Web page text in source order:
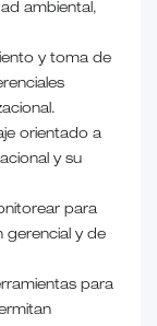
ambiental,
y toma de
orientado a
y su
para
gerencial y de
para